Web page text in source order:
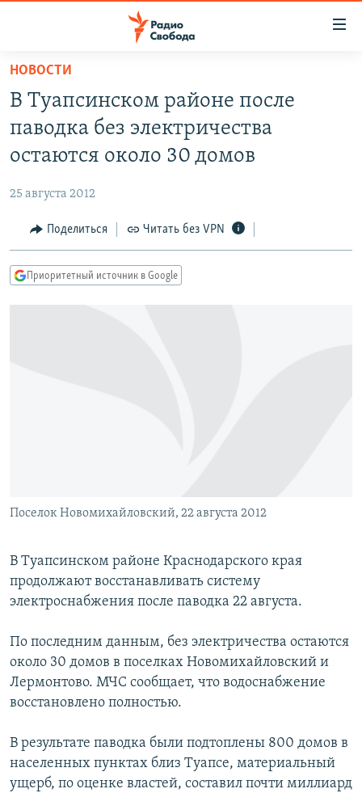
упрощенного
доступа
основному
Вернутся
Вернутся
ПОДКАСТЫ
МНЕНИЯ
КУЛЬТУРА
КАВКАЗ.РЕАЛИИ
Все сайты РСЕ/РС
НОВОСТИ
В Туапсинском районе после
паводка без электричества
остаются около 30 домов
25 августа 2012
Поделиться Читать без VPN
Приоритетный источник в Google
Поселок Новомихайловский, 22 августа 2012
В Туапсинском районе Краснодарского края
продолжают восстанавливать систему
электроснабжения после паводка 22 августа.
По последним данным, без электричества остаются
около 30 домов в поселках Новомихайловский и
Лермонтово. МЧС сообщает, что водоснабжение
восстановлено полностью.
В результате паводка были подтоплены 800 домов в
населенных пунктах близ Туапсе, материальный
ущерб, по оценке властей, составил почти миллиард